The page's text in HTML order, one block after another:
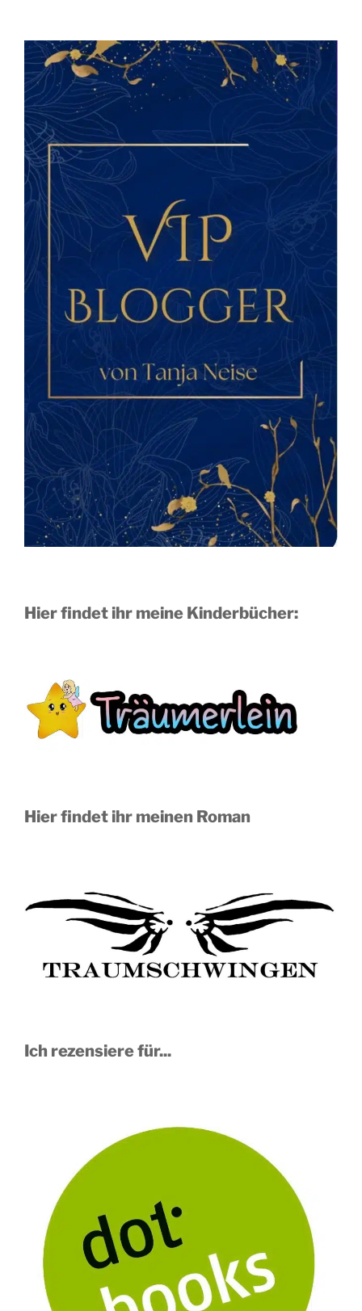
Hier findet ihr meine Kinderbücher:
Hier findet ihr meinen Roman
Ich rezensiere für...